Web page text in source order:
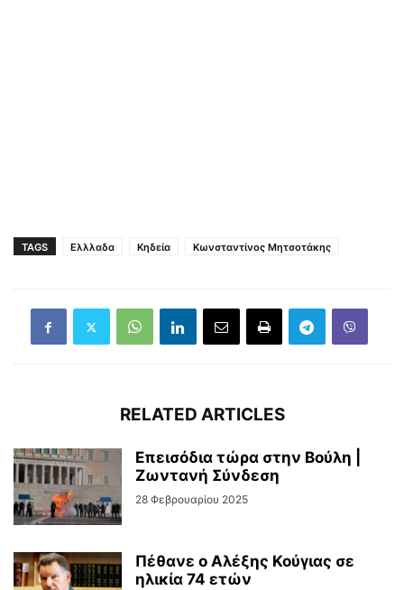
TAGS Ελλλαδα Κηδεία Κωνσταντίνος Μητσοτάκης
RELATED ARTICLES
Επεισόδια τώρα στην Βούλη |
Ζωντανή Σύνδεση
28 Φεβρουαρίου 2025
Πέθανε ο Αλέξης Κούγιας σε
ηλικία 74 ετών